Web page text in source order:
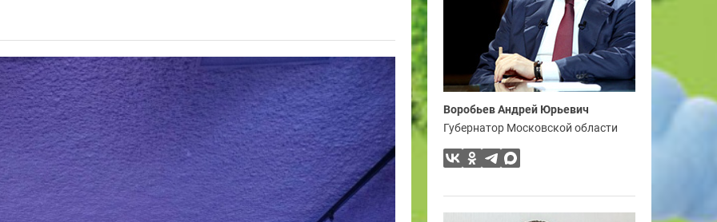
Воробьев Андрей Юрьевич
Губернатор Московской области